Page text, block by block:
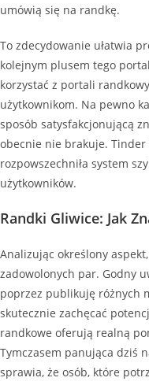
umówią się na randkę.
To zdecydowanie ułatwia
kolejnym plusem tego
korzystać z portali
użytkownikom. Na pewno
sposób satysfakcjonującą
obecnie nie brakuje.
rozpowszechniła system
użytkowników.
Randki Gliwice: Jak
Analizując określony
zadowolonych par. Godny
poprzez publikuję różnych
skutecznie zachęcać
randkowe oferują realną
Tymczasem panująca dziś
sprawia, że osób, które